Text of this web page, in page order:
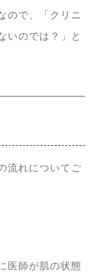
ので、「クリニ
いのでは？」と
流れについてご
医師が肌の状態